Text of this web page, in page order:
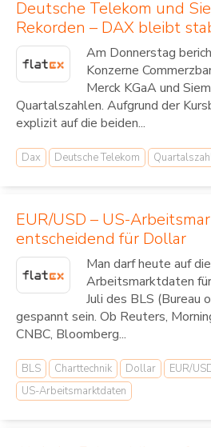
Deutsche Telekom und
Rekorden – DAX bleibt
Am Donnerstag
Konzerne
Merck KGaA und
Quartalszahlen. Aufgrund der
explizit auf die beiden...
Dax Deutsche Telekom
EUR/USD – US-
entscheidend für Dollar
Man darf heute auf
Arbeitsmarktdaten
Juli des BLS (Bureau
gespannt sein. Ob Reuters,
CNBC, Bloomberg...
BLS Charttechnik Dollar EUR/
US-Arbeitsmarktdaten